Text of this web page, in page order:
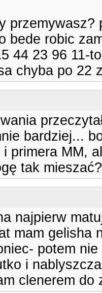
bede robic
44 23 96 11-
chyba po 22
bardziej...
i primera MM,
tak
najpierw
mam gelisha
potem
i
clenerem do